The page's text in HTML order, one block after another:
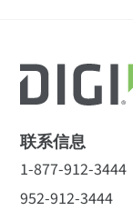
全部 (12)
可用配件
增值服务
Digi IX40 和
规格
无线接口
手机/WWAN**
(7)
其他 (3)
应用
智能制造
石油和天然气
联系信息
1-877-912-3444
952-912-3444